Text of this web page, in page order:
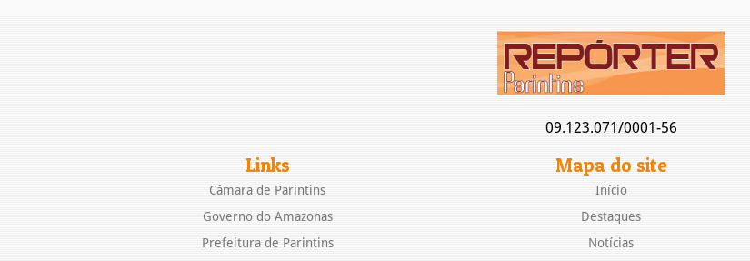
09.123.071/0001-56
Links
Câmara de Parintins
Governo do Amazonas
Prefeitura de Parintins
Mapa do site
Início
Destaques
Notícias